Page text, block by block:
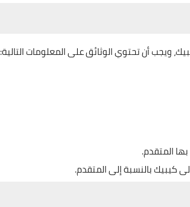
ويجب أن تحتوي الوثائق على المعلومات التالية:
المتقدم.
كيبيك بالنسبة إلى المتقدم.